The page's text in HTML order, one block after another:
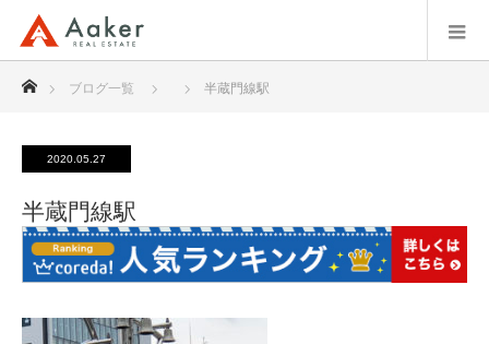
ブログ一覧 半蔵門線駅
2020.05.27
半蔵門線駅